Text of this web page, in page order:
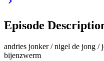
Episode
andries jonker / nigel de jong /
bijenzwerm